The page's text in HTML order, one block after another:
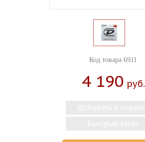
Код товара 6911
4 190 Руб.